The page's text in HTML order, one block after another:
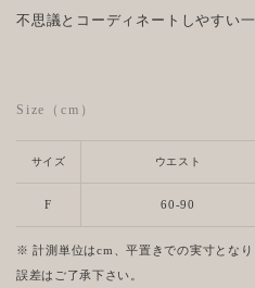
不思議とコーディネートしやすい一
Size（cm）
サイズ ウエスト
F 60-90
※ 計測単位はcm、平置きでの実寸とな
誤差はご了承下さい。